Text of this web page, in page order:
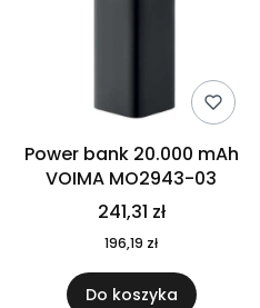
Power bank 20.000 mAh
VOIMA MO2943-03
241,31 zł
196,19 zł
Do koszyka